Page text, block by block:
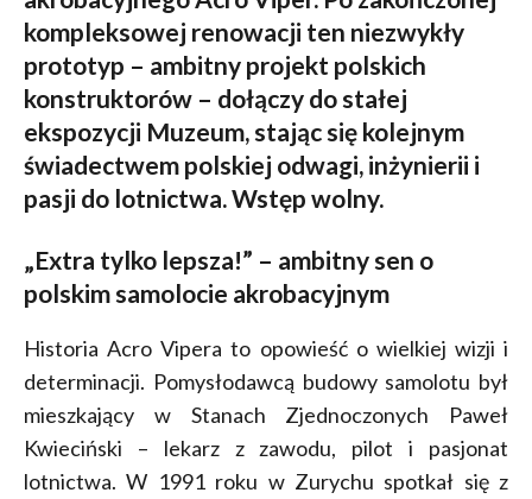
kompleksowej renowacji ten niezwykły
prototyp – ambitny projekt polskich
konstruktorów – dołączy do stałej
ekspozycji Muzeum, stając się kolejnym
świadectwem polskiej odwagi, inżynierii i
pasji do lotnictwa. Wstęp wolny.
„Extra tylko lepsza!” – ambitny sen o
polskim samolocie akrobacyjnym
Historia Acro Vipera to opowieść o wielkiej wizji i
determinacji. Pomysłodawcą budowy samolotu był
mieszkający w Stanach Zjednoczonych Paweł
Kwieciński – lekarz z zawodu, pilot i pasjonat
lotnictwa. W 1991 roku w Zurychu spotkał się z